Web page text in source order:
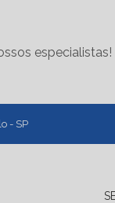
especialistas!
- SP